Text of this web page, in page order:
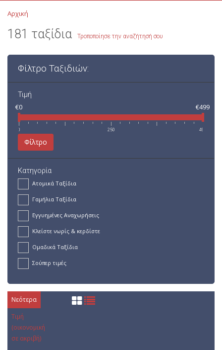
Αρχική
181 ταξίδια Τροποποίησε την αναζήτησή σου
Φίλτρο Ταξιδιών:
Τιμή
€0
€499
0 250 499
Φίλτρο
Κατηγορία
Ατομικά Ταξίδια
Γαμήλια Ταξίδια
Εγγυημένες Αναχωρήσεις
Κλείστε νωρίς & κερδίστε
Ομαδικά Ταξίδια
Σούπερ τιμές
Νεότερα
Τιμή
(οικονομική
σε ακριβή)